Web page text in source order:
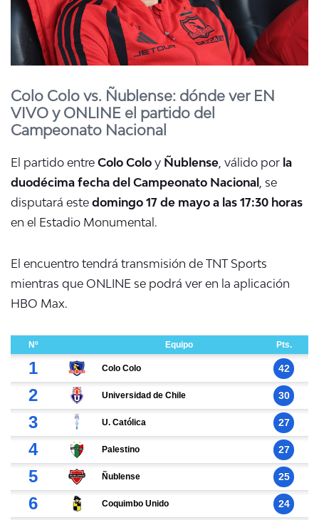
Colo Colo vs. Ñublense: dónde ver EN
VIVO y ONLINE el partido del
Campeonato Nacional
El partido entre Colo Colo y Ñublense , válido por la
duodécima fecha del Campeonato Nacional , se
disputará este domingo 17 de mayo a las 17:30 horas
en el Estadio Monumental.
El encuentro tendrá transmisión de TNT Sports
mientras que ONLINE se podrá ver en la aplicación
HBO Max.